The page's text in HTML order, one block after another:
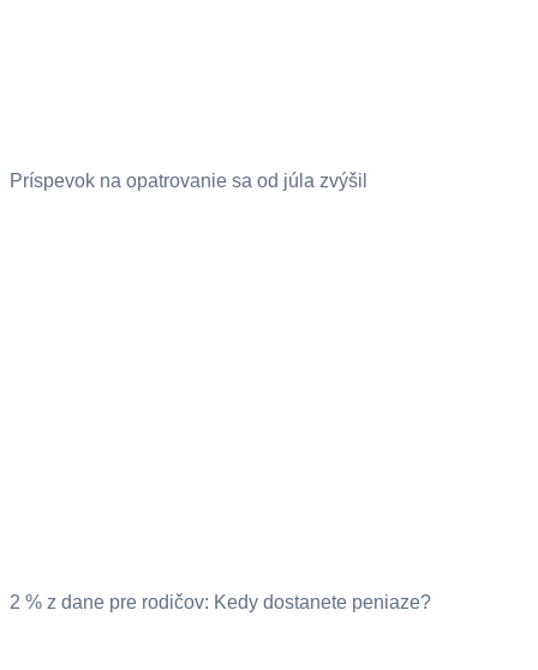
Príspevok na opatrovanie sa od júla zvýšil
2 % z dane pre rodičov: Kedy dostanete peniaze?